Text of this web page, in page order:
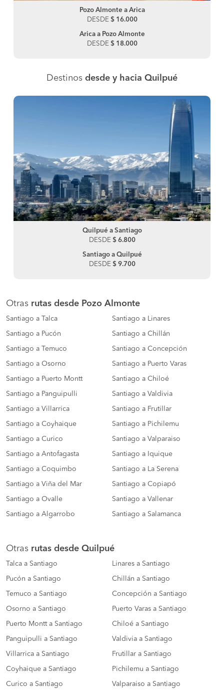
Pozo Almonte a Arica
DESDE $ 16.000
Arica a Pozo Almonte
DESDE $ 18.000
Destinos desde y hacia Quilpué
Quilpué a Santiago
DESDE $ 6.800
Santiago a Quilpué
DESDE $ 9.700
Otras rutas desde Pozo Almonte
Santiago a Talca Santiago a Linares
Santiago a Pucón Santiago a Chillán
Santiago a Temuco Santiago a Concepción
Santiago a Osorno Santiago a Puerto Varas
Santiago a Puerto Montt Santiago a Chiloé
Santiago a Panguipulli Santiago a Valdivia
Santiago a Villarrica Santiago a Frutillar
Santiago a Coyhaique Santiago a Pichilemu
Santiago a Curico Santiago a Valparaiso
Santiago a Antofagasta Santiago a Iquique
Santiago a Coquimbo Santiago a La Serena
Santiago a Viña del Mar Santiago a Copiapó
Santiago a Ovalle Santiago a Vallenar
Santiago a Algarrobo Santiago a Salamanca
Otras rutas desde Quilpué
Talca a Santiago Linares a Santiago
Pucón a Santiago Chillán a Santiago
Temuco a Santiago Concepción a Santiago
Osorno a Santiago Puerto Varas a Santiago
Puerto Montt a Santiago Chiloé a Santiago
Panguipulli a Santiago Valdivia a Santiago
Villarrica a Santiago Frutillar a Santiago
Coyhaique a Santiago Pichilemu a Santiago
Curico a Santiago Valparaiso a Santiago